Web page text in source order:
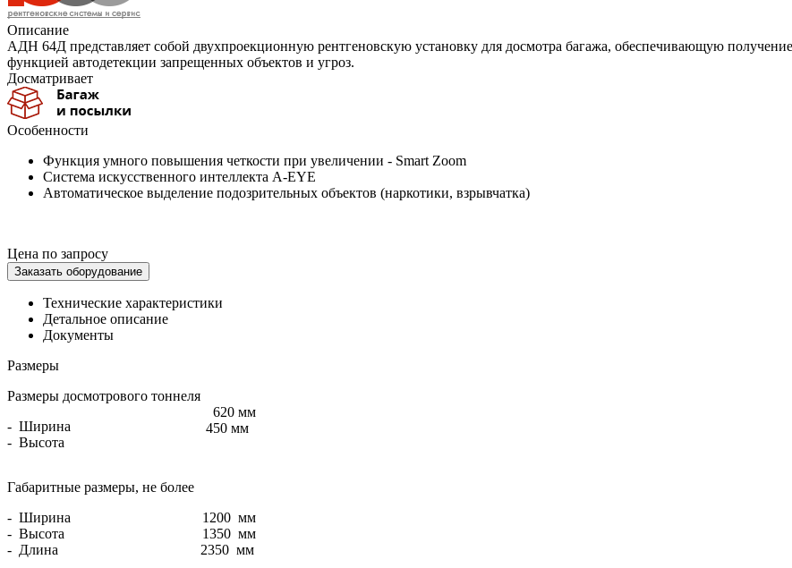
Описание
АДН 64Д представляет собой двухпроекционную рентгеновскую установку для досмотра багажа, обеспечивающую
функцией автодетекции запрещенных объектов и угроз.
Досматривает
Особенности
Функция умного повышения четкости при увеличении - Smart Zoom
Система искусственного интеллекта A-EYE
Автоматическое выделение подозрительных объектов (наркотики, взрывчатка)
Цена по запросу
Заказать оборудование
Технические характеристики
Детальное описание
Документы
Размеры
Размеры досмотрового тоннеля
- Ширина
- Высота
620 мм
450 мм
Габаритные размеры, не более
- Ширина
- Высота
- Длина
1200 мм
1350 мм
2350 мм